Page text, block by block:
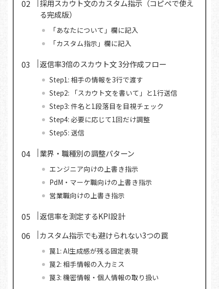
採用スカウト文のカスタム指示（コピペで使え
る完成版）
「あなたについて」欄に記入
「カスタム指示」欄に記入
返信率3倍のスカウト文 3分作成フロー
Step1: 相手の情報を3行で渡す
Step2: 「スカウト文を書いて」と1行送信
Step3: 件名と1段落目を目視チェック
Step4: 必要に応じて1回だけ調整
Step5: 送信
業界・職種別の調整パターン
エンジニア向けの上書き指示
PdM・マーケ職向けの上書き指示
営業職向けの上書き指示
返信率を測定するKPI設計
カスタム指示でも避けられない3つの罠
罠1: AI生成感が残る固定表現
罠2: 相手情報の入力ミス
罠3: 機密情報・個人情報の取り扱い